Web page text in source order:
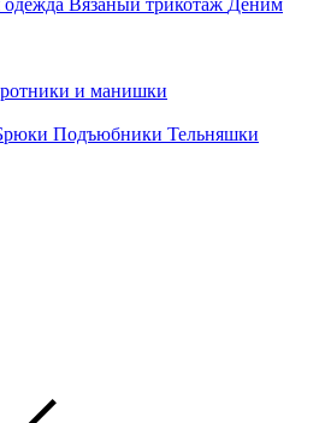
Вязаный трикотаж Деним
и манишки
Подъюбники Тельняшки